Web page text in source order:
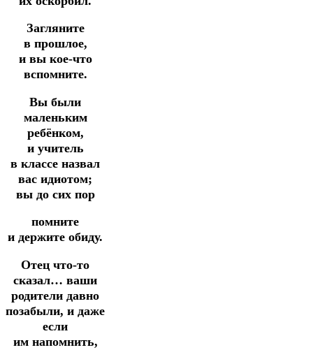
Загляните
в прошлое,
и вы кое-что
вспомните.
Вы были
маленьким
ребёнком,
и учитель
в классе назвал
вас идиотом;
вы до сих пор
помните
и держите обиду.
Отец что-то
сказал… ваши
родители давно
позабыли, и даже
если
им напомнить,